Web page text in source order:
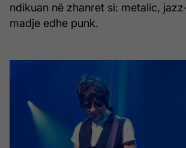
ndikuan në zhanret si: metalic,
madje edhe punk.